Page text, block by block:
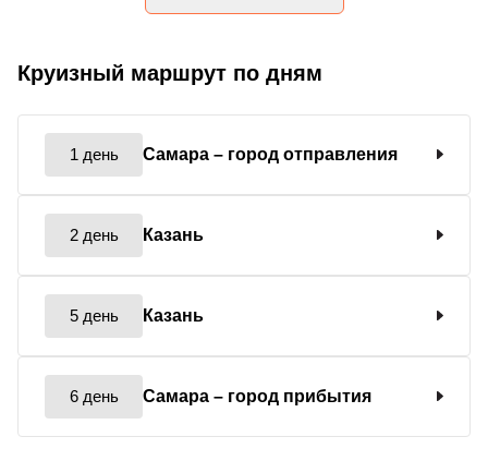
Круизный маршрут по дням
1 день Самара – город отправления
2 день Казань
5 день Казань
6 день Самара – город прибытия